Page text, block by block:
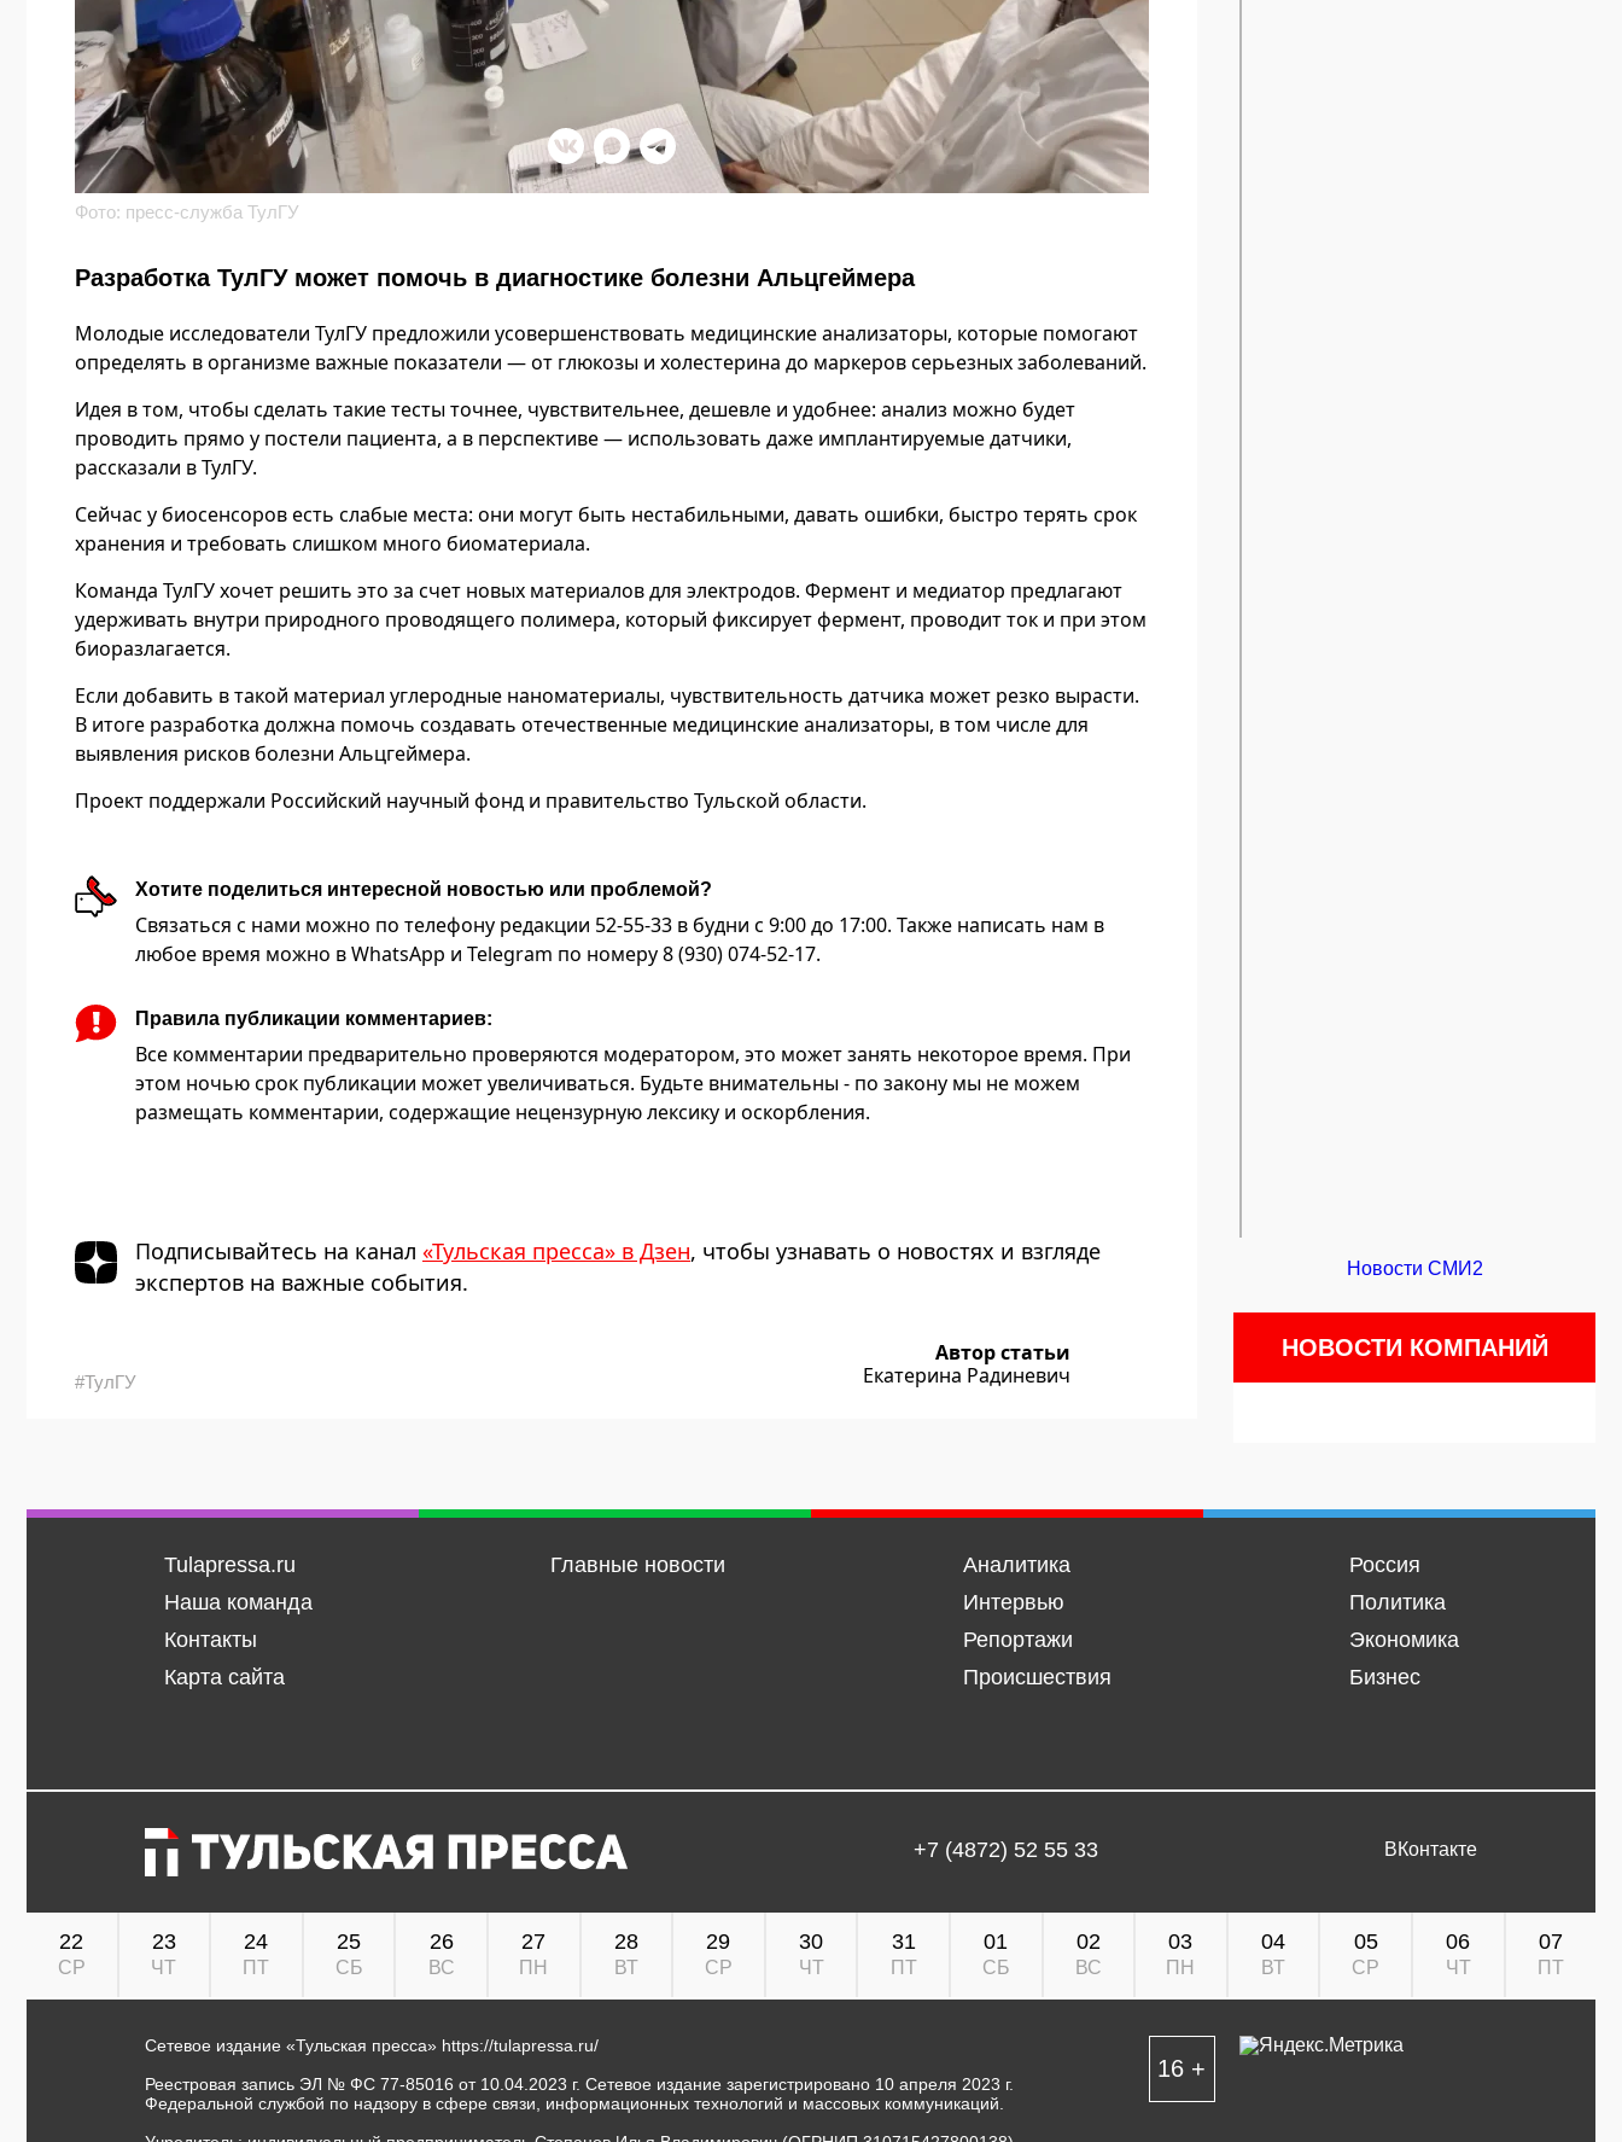
Фото: пресс-служба ТулГУ
Разработка ТулГУ может помочь в диагностике болезни Альцгеймера
Молодые исследователи ТулГУ предложили усовершенствовать медицинские анализаторы, которые помогают
определять в организме важные показатели — от глюкозы и холестерина до маркеров серьезных заболеваний.
Идея в том, чтобы сделать такие тесты точнее, чувствительнее, дешевле и удобнее: анализ можно будет
проводить прямо у постели пациента, а в перспективе — использовать даже имплантируемые датчики,
рассказали в ТулГУ.
Сейчас у биосенсоров есть слабые места: они могут быть нестабильными, давать ошибки, быстро терять срок
хранения и требовать слишком много биоматериала.
Команда ТулГУ хочет решить это за счет новых материалов для электродов. Фермент и медиатор предлагают
удерживать внутри природного проводящего полимера, который фиксирует фермент, проводит ток и при этом
биоразлагается.
Если добавить в такой материал углеродные наноматериалы, чувствительность датчика может резко вырасти.
В итоге разработка должна помочь создавать отечественные медицинские анализаторы, в том числе для
выявления рисков болезни Альцгеймера.
Проект поддержали Российский научный фонд и правительство Тульской области.
Хотите поделиться интересной новостью или проблемой?
Связаться с нами можно по телефону редакции 52-55-33 в будни с 9:00 до 17:00. Также написать нам в
любое время можно в WhatsApp и Telegram по номеру 8 (930) 074-52-17.
Правила публикации комментариев:
Все комментарии предварительно проверяются модератором, это может занять некоторое время. При
этом ночью срок публикации может увеличиваться. Будьте внимательны - по закону мы не можем
размещать комментарии, содержащие нецензурную лексику и оскорбления.
Подписывайтесь на канал «Тульская пресса» в Дзен, чтобы узнавать о новостях и взгляде
экспертов на важные события.
#ТулГУ
Автор статьи
Екатерина Радиневич
Новости СМИ2
НОВОСТИ КОМПАНИЙ
Tulapressa.ru
Наша команда
Контакты
Карта сайта
Главные новости
Аналитика
Интервью
Репортажи
Происшествия
Россия
Политика
Экономика
Бизнес
+7 (4872) 52 55 33 ВКонтакте
22
СР
23
ЧТ
24
ПТ
25
СБ
26
ВС
27
ПН
28
ВТ
29
СР
30
ЧТ
31
ПТ
01
СБ
02
ВС
03
ПН
04
ВТ
05
СР
06
ЧТ
07
ПТ
Сетевое издание «Тульская пресса» https://tulapressa.ru/
Реестровая запись ЭЛ № ФС 77-85016 от 10.04.2023 г. Сетевое издание зарегистрировано 10 апреля 2023 г.
Федеральной службой по надзору в сфере связи, информационных технологий и массовых коммуникаций.
16 +